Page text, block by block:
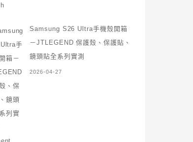
Samsung S26 Ultra手機殼開箱
－JTLEGEND 保護殼、保護貼、
鏡頭貼全系列實測
2026-04-27